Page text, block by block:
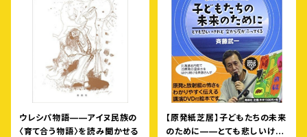
ウレシパ物語——アイヌ民族の
〈育て合う物語〉を読み聞かせる
【原発紙芝居】子どもたちの未来
のために——とても悲しいけれ